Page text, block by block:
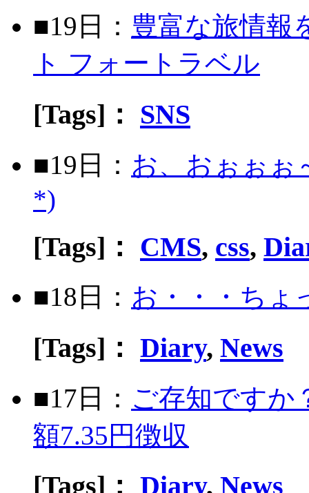
■19日： 豊富な旅情報
ト フォートラベル
[Tags]： SNS
■19日： お、おぉぉぉ
*)
[Tags]： CMS, css,
■18日： お・・・ちょ
[Tags]： Diary, News
■17日： ご存知ですか
額7.35円徴収
[Tags]： Diary, News